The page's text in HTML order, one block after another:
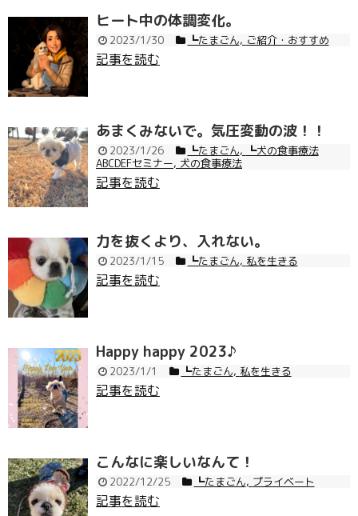
ヒート中の体調変化。
2023/1/30 ┗たまごん, ご紹介・おすすめ
記事を読む
あまくみないで。気圧変動の波！！
2023/1/26 ┗たまごん,
┗犬の食事療法
ABCDEFセミナー, 犬の食事療法
記事を読む
力を抜くより、入れない。
2023/1/15 ┗たまごん, 私を生きる
記事を読む
Happy happy 2023♪
2023/1/1 ┗たまごん, 私を生きる
記事を読む
こんなに楽しいなんて！
2022/12/25 ┗たまごん, プライベート
記事を読む